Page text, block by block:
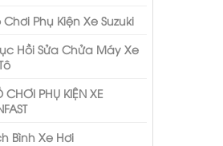
Phụ Kiện Xe Suzuki
Hồi Sửa Chửa Máy Xe
CHƠI PHỤ KIỆN XE
Bình Xe Hơi